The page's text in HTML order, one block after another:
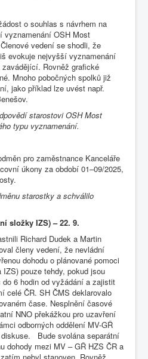
o souhlas s návrhem na
vyznamenání OSH Most
vedení se shodli, že
evokuje nejvyšší vyznamenání
Rovněž grafické
Mnoho pobočných spolků již
jako příklad lze uvést např.
starostovi OSH Most
typu vyznamenání.
pro zaměstnance Kanceláře
úkony za období 01–09/2025,
starostky a schválilo
složky IZS) – 22. 9.
Richard Dudek a Martin
členy vedení, že nevládní
dohodu o plánované pomoci
pouze tehdy, pokud jsou
6 hodin od vyžádání a zajistit
celé ČR. SH ČMS deklarovalo
čase. Nesplnění časové
NNO překážkou pro uzavření
odborných oddělení MV-GŘ
Bude svolána separátní
dohody mezi MV – GŘ HZS ČR a